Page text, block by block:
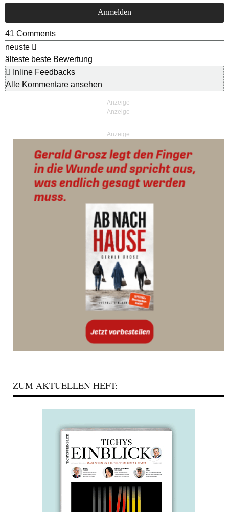
41 Comments
neuste
älteste beste Bewertung
Inline Feedbacks
Alle Kommentare ansehen
Anzeige
ZUM AKTUELLEN HEFT: